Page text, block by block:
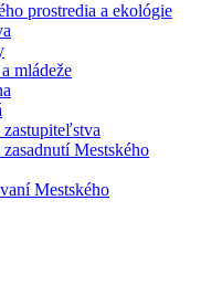
prostredia a ekológie
mládeže
zastupiteľstva
Mestského
Mestského